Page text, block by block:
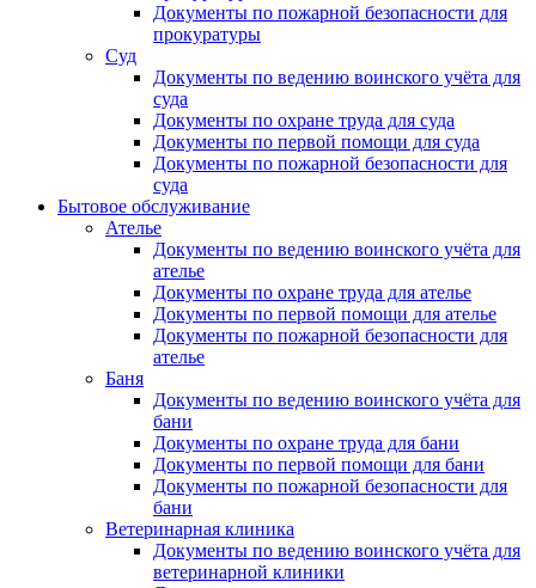
Документы по пожарной безопасности для
прокуратуры
Суд
Документы по ведению воинского учёта для
суда
Документы по охране труда для суда
Документы по первой помощи для суда
Документы по пожарной безопасности для
суда
Бытовое обслуживание
Ателье
Документы по ведению воинского учёта для
ателье
Документы по охране труда для ателье
Документы по первой помощи для ателье
Документы по пожарной безопасности для
ателье
Баня
Документы по ведению воинского учёта для
бани
Документы по охране труда для бани
Документы по первой помощи для бани
Документы по пожарной безопасности для
бани
Ветеринарная клиника
Документы по ведению воинского учёта для
ветеринарной клиники